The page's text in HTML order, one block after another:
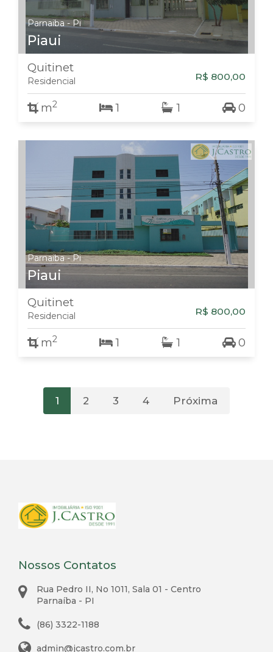
Parnaiba - Pi
Piaui
Quitinet
Residencial R$ 800,00
m2 1 1 0
Parnaiba - Pi
Piaui
Quitinet
Residencial R$ 800,00
m2 1 1 0
1 2 3 4 Próxima
Nossos Contatos
Rua Pedro II, No 1011, Sala 01 - Centro
Parnaíba - PI
(86) 3322-1188
admin@jcastro.com.br